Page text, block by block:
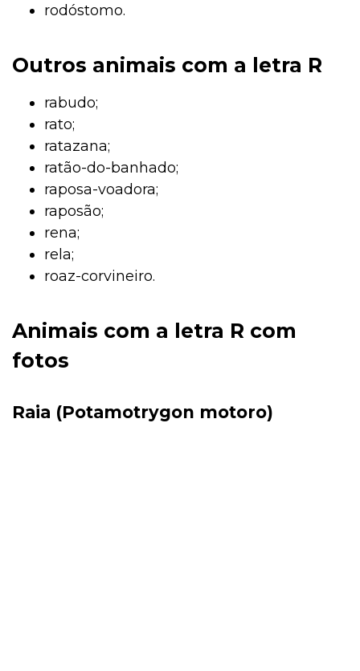
rodóstomo.
Outros animais com a letra R
rabudo;
rato;
ratazana;
ratão-do-banhado;
raposa-voadora;
raposão;
rena;
rela;
roaz-corvineiro.
Animais com a letra R com
fotos
Raia (Potamotrygon motoro)